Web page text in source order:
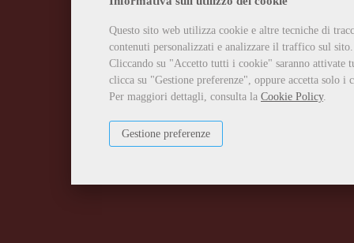
Questo sito web utilizza cookie e altre tecniche di
contenuti personalizzati e analizzare il traffico sul sito.
Cliccando su "Accetto tutti i cookie" saranno attivate
clicca su "Gestione preferenze", oppure accetta solo
Per maggiori dettagli, consulta la Cookie Policy.
Gestione preferenze